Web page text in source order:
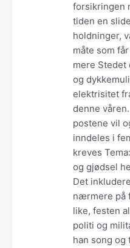
forsikringen
tiden en
holdninger,
måte som
mere
og
elektrisitet
denne
postene vil
inndeles i
kreves
og gjødsel
Det
nærmere på
like, festen
politi og
han song